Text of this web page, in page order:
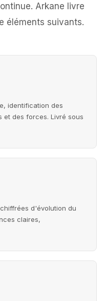
Arkane livre
éléments suivants.
identification des
et des forces. Livré sous
d'évolution du
claires,